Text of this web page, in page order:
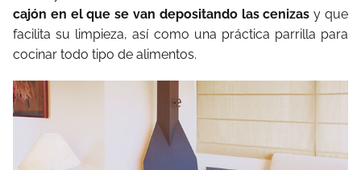
cajón en el que se van depositando las cenizas y que
facilita su limpieza, así como una práctica parrilla para
cocinar todo tipo de alimentos.